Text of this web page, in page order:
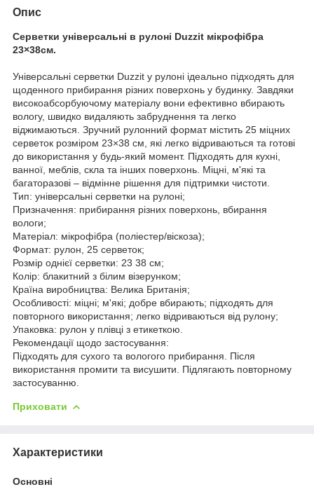
Опис
Серветки універсальні в рулоні Duzzit мікрофібра
23×38см.
Універсальні серветки Duzzit у рулоні ідеально підходять для
щоденного прибирання різних поверхонь у будинку. Завдяки
високоабсорбуючому матеріалу вони ефективно вбирають
вологу, швидко видаляють забруднення та легко
віджимаються. Зручний рулонний формат містить 25 міцних
серветок розміром 23×38 см, які легко відриваються та готові
до використання у будь-який момент. Підходять для кухні,
ванної, меблів, скла та інших поверхонь. Міцні, м'які та
багаторазові – відмінне рішення для підтримки чистоти.
Тип: універсальні серветки на рулоні;
Призначення: прибирання різних поверхонь, вбирання
вологи;
Матеріал: мікрофібра (поліестер/віскоза);
Формат: рулон, 25 серветок;
Розмір однієї серветки: 23 38 см;
Колір: блакитний з білим візерунком;
Країна виробництва: Велика Британія;
Особливості: міцні; м'які; добре вбирають; підходять для
повторного використання; легко відриваються від рулону;
Упаковка: рулон у плівці з етикеткою.
Рекомендації щодо застосування:
Підходять для сухого та вологого прибирання. Після
використання промити та висушити. Підлягають повторному
застосуванню.
Приховати
Характеристики
Основні